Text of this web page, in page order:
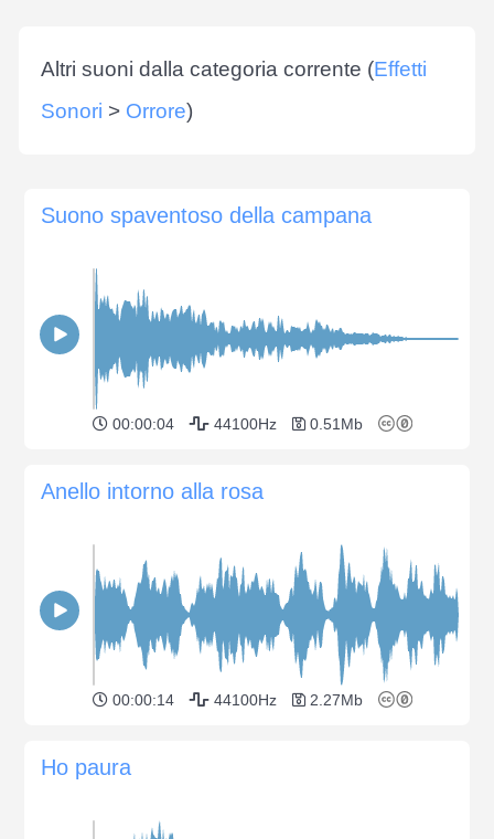
Altri suoni dalla categoria corrente (Effetti
Sonori > Orrore)
Suono spaventoso della campana
00:00:04 44100Hz 0.51Mb
Anello intorno alla rosa
00:00:14 44100Hz 2.27Mb
Ho paura